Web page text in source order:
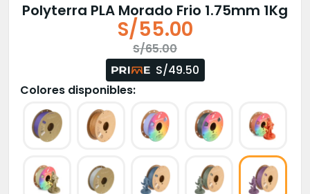
Polyterra PLA Morado Frio 1.75mm 1Kg
S/65.00
original
era:
S/65.00.
S/55.00
actual
es:
S/55.00.
S/49.50
Colores disponibles: